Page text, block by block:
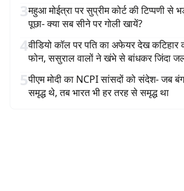
3महुआ मोईत्रा पर सुप्रीम कोर्ट की टिप्पणी से
पूछा- क्या सब सीने पर गोली खायें?
4वीडियो कॉल पर पति का अफेयर देख कटिहार
फोन, ससुराल वालों ने खंभे से बांधकर जिंदा
5पीएम मोदी का NCPI सांसदों को संदेश- जब
समृद्ध थे, तब भारत भी हर तरह से समृद्ध था